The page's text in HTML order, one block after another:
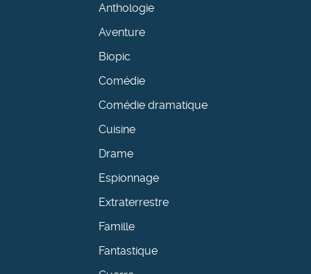
Anthologie
Aventure
Biopic
Comédie
Comédie dramatique
Cuisine
Drame
Espionnage
Extraterrestre
Famille
Fantastique